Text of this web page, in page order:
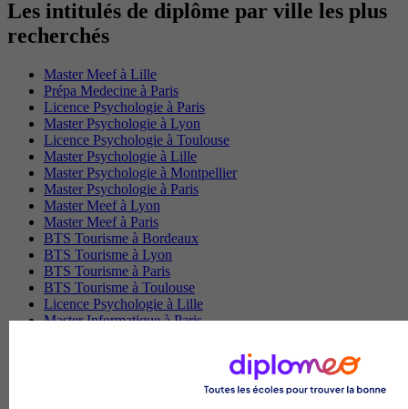
Les intitulés de diplôme par ville les plus
recherchés
Master Meef à Lille
Prépa Medecine à Paris
Licence Psychologie à Paris
Master Psychologie à Lyon
Licence Psychologie à Toulouse
Master Psychologie à Lille
Master Psychologie à Montpellier
Master Psychologie à Paris
Master Meef à Lyon
Master Meef à Paris
BTS Tourisme à Bordeaux
BTS Tourisme à Lyon
BTS Tourisme à Paris
BTS Tourisme à Toulouse
Licence Psychologie à Lille
Master Informatique à Paris